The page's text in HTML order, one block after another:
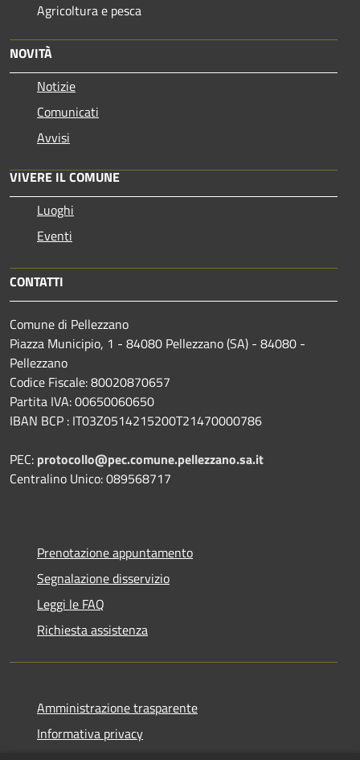
Agricoltura e pesca
NOVITÀ
Notizie
Comunicati
Avvisi
VIVERE IL COMUNE
Luoghi
Eventi
CONTATTI
Comune di Pellezzano
Piazza Municipio, 1 - 84080 Pellezzano (SA) - 84080 -
Pellezzano
Codice Fiscale: 80020870657
Partita IVA: 00650060650
IBAN BCP : IT03Z0514215200T21470000786
PEC: protocollo@pec.comune.pellezzano.sa.it
Centralino Unico: 089568717
Prenotazione appuntamento
Segnalazione disservizio
Leggi le FAQ
Richiesta assistenza
Amministrazione trasparente
Informativa privacy